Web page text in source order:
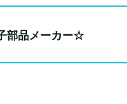
部品メーカー☆